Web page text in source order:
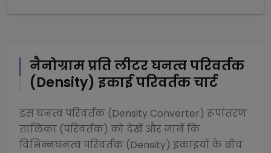
नैनोग्राम प्रति लीटरघनत्व परिवर्तक
(Density) इकाई परिवर्तक चार्ट
इसघनत्व परिवर्तक (Density Converter) रूपांतरण
तालिका (परिवर्तक) को देखें और जानें कि
विभिन्नघनत्व परिवर्तक (Density) इकाइयों के बीच